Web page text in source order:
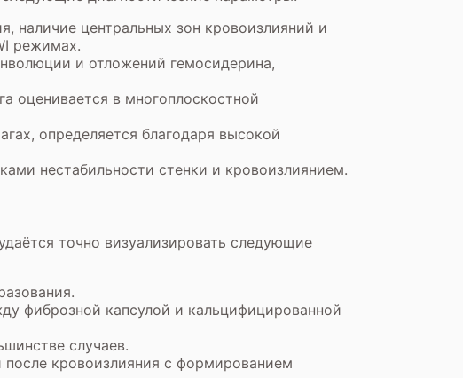
наличие центральных зон кровоизлияний и
режимах.
и отложений гемосидерина,
оценивается в многоплоскостной
определяется благодаря высокой
нестабильности стенки и кровоизлиянием.
точно визуализировать следующие
фиброзной капсулой и кальцифицированной
случаев.
кровоизлияния с формированием